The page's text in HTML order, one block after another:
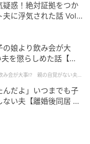
元記事で読む
3【【まるさんの月
疑惑！絶対証拠をつか
に浮気された話 Vol.
の娘より飲み会が大
を懲らしめた話【第1
み会が大事!? 親の自覚がない夫を
んだよ」いつまでも子
い夫【離婚後同居 Vo